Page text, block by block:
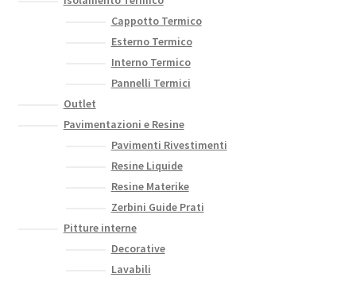
Cappotto Termico
Esterno Termico
Interno Termico
Pannelli Termici
Outlet
Pavimentazioni e Resine
Pavimenti Rivestimenti
Resine Liquide
Resine Materike
Zerbini Guide Prati
Pitture interne
Decorative
Lavabili